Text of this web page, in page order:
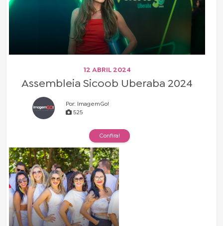
12 ABRIL 2024
Assembleia Sicoob Uberaba 2024
Por: ImagemGo!
525
Confira!